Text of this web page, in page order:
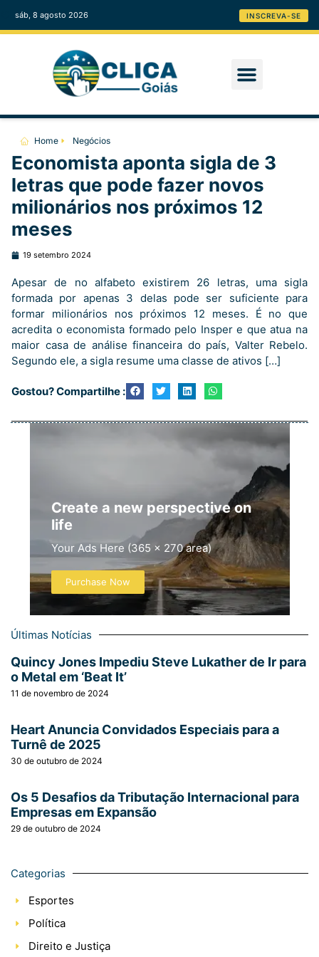
sáb, 8 agosto 2026 INSCREVA-SE
Home Negócios
Economista aponta sigla de 3
letras que pode fazer novos
milionários nos próximos 12
meses
19 setembro 2024
Apesar de no alfabeto existirem 26 letras, uma sigla
formada por apenas 3 delas pode ser suficiente para
formar milionários nos próximos 12 meses. É no que
acredita o economista formado pelo Insper e que atua na
maior casa de análise financeira do país, Valter Rebelo.
Segundo ele, a sigla resume uma classe de ativos […]
Gostou? Compartilhe :
Create a new perspective on
life
Your Ads Here (365 x 270 area)
Purchase Now
Últimas Notícias
Quincy Jones Impediu Steve Lukather de Ir para
o Metal em ‘Beat It’
11 de novembro de 2024
Heart Anuncia Convidados Especiais para a
Turnê de 2025
30 de outubro de 2024
Os 5 Desafios da Tributação Internacional para
Empresas em Expansão
29 de outubro de 2024
Categorias
Esportes
Política
Direito e Justiça